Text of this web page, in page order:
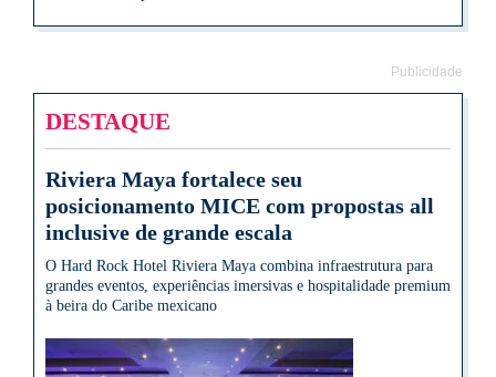
Publicidade
DESTAQUE
Riviera Maya fortalece seu
posicionamento MICE com propostas all
inclusive de grande escala
O Hard Rock Hotel Riviera Maya combina infraestrutura para
grandes eventos, experiências imersivas e hospitalidade premium
à beira do Caribe mexicano